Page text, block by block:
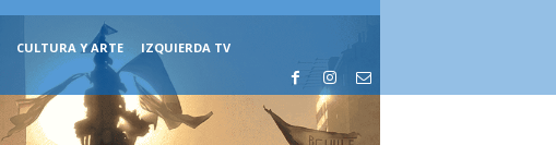
CULTURA Y ARTE IZQUIERDA TV